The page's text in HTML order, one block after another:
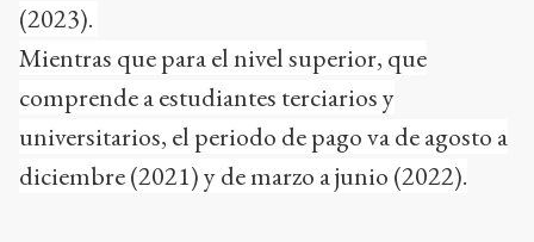
(2023).
Mientras que para el nivel superior, que
comprende a estudiantes terciarios y
universitarios, el periodo de pago va de agosto a
diciembre (2021) y de marzo a junio (2022).